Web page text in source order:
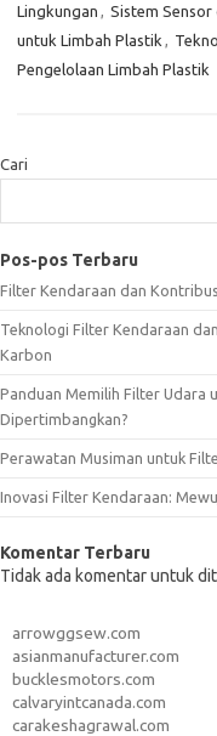
Lingkungan , Sistem Sensor
untuk Limbah Plastik ,
Pengelolaan Limbah Plastik
Cari
Pos-pos Terbaru
Filter Kendaraan dan
Teknologi Filter Kendaraan
Karbon
Panduan Memilih Filter Udara
Dipertimbangkan?
Perawatan Musiman untuk
Inovasi Filter Kendaraan:
Komentar Terbaru
Tidak ada komentar untuk
arrowggsew.com
asianmanufacturer.com
bucklesmotors.com
calvaryintcanada.com
carakeshagrawal.com